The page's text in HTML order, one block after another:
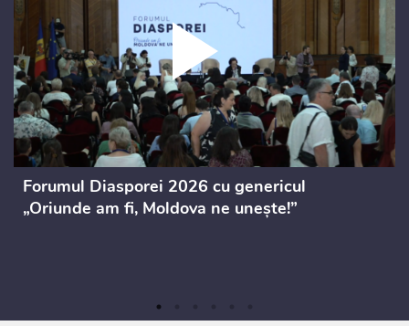
Forumul Diasporei 2026 cu genericul
„Oriunde am fi, Moldova ne unește!”